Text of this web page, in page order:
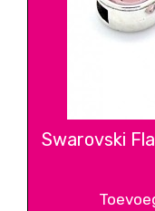
Swarovski